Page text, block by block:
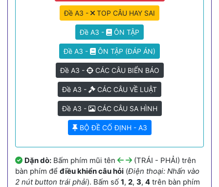
Đề A3 - TOP CÂU HAY SAI
Đề A3 - ÔN TẬP
Đề A3 - ÔN TẬP (ĐÁP ÁN)
Đề A3 - CÁC CÂU BIỂN BÁO
Đề A3 - CÁC CÂU VỀ LUẬT
Đề A3 - CÁC CÂU SA HÌNH
BỘ ĐỀ CỐ ĐỊNH - A3
Dặn dò: Bấm phím mũi tên
(TRÁI - PHẢI) trên
bàn phím để điều khiển câu hỏi (Điện thoại: Nhấn vào
2 nút button trái phải). Bấm số 1, 2, 3, 4 trên bàn phím